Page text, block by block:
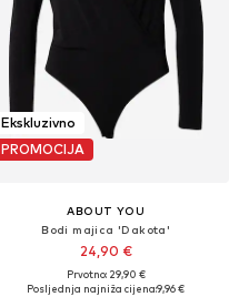
Ekskluzivno
PROMOCIJA
ABOUT YOU
Bodi majica 'Dakota'
24,90 €
Prvotno: 29,90 €
Posljednja najniža cijena:9,96 €